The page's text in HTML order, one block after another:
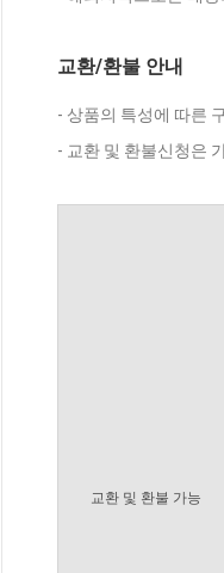
교환/환불 안내
- 상품의 특성에 따른
- 교환 및 환불신청은
교환 및 환불 가능